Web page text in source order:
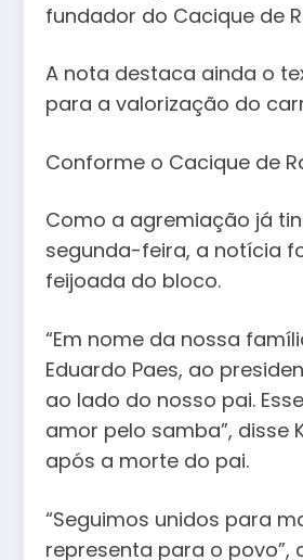
fundador do Cacique de
A nota destaca ainda o
para a valorização do
Conforme o Cacique de
Como a agremiação já
segunda-feira, a notícia
feijoada do bloco.
“Em nome da nossa
Eduardo Paes, ao
ao lado do nosso pai.
amor pelo samba”, disse
após a morte do pai.
“Seguimos unidos para
representa para o